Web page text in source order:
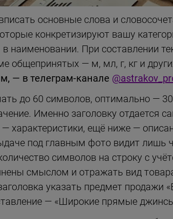
основные слова и
конкретизируют вашу
наименовании. При составлении
общепринятых — м, мл, г, кг и
— в телеграм-канале
до 60 символов, оптимально —
Именно заголовку отдается
характеристики, ещё ниже —
под главным фото видит лишь
символов на строку с
смыслом и отражать вид
указать предмет
— «Широкие прямые